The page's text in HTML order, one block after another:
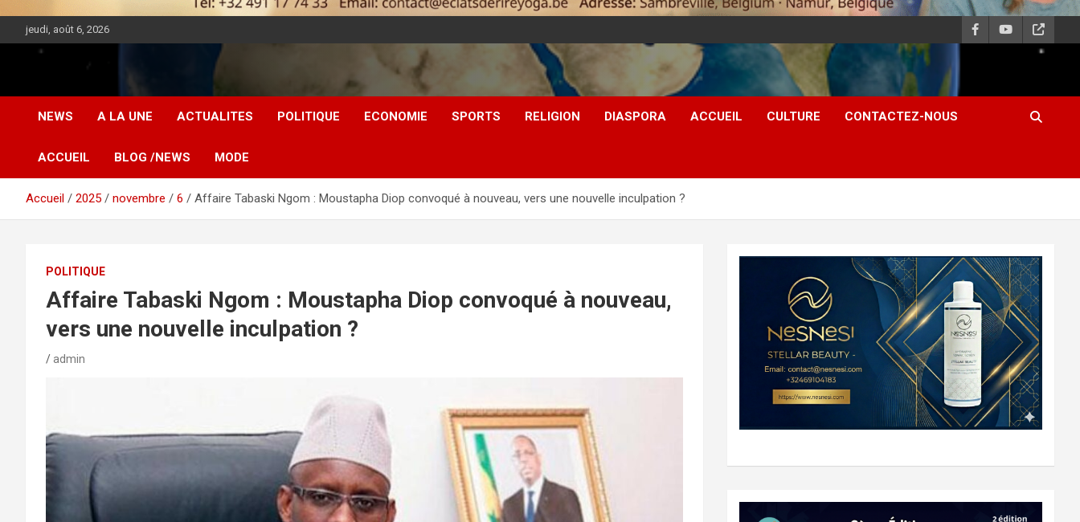
jeudi, août 6, 2026
DIASPORA PULSE
NEWS A LA UNE ACTUALITES POLITIQUE ECONOMIE SPORTS RELIGION DIASPORA ACCUEIL CULTURE CONTACTEZ-NOUS
ACCUEIL BLOG /NEWS MODE
Accueil 2025 novembre 6 Affaire Tabaski Ngom : Moustapha Diop convoqué à nouveau, vers une nouvelle inculpation ?
POLITIQUE
Affaire Tabaski Ngom : Moustapha Diop convoqué à nouveau,
vers une nouvelle inculpation ?
admin